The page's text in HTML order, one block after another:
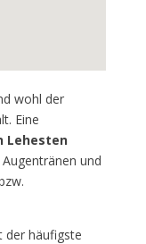
wohl der
Eine
Lehesten
und
der häufigste